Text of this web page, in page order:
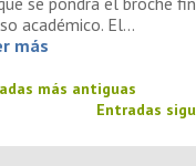
académico. El...
más
más antiguas
Entradas